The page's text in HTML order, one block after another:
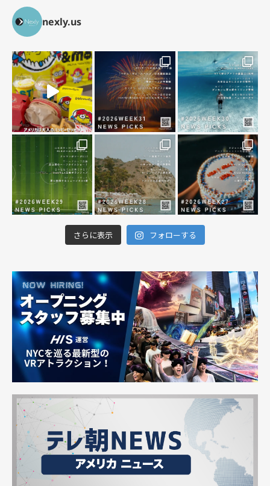
nexly.us
さらに表示 フォローする